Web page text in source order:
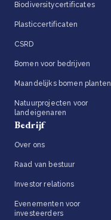
Biodiversitycertificates
Plasticcertificaten
CSRD
Bomen voor bedrijven
Maandelijks bomen planten
Natuurprojecten voor
landeigenaren
Bedrijf
Over ons
Raad van bestuur
Investor relations
Evenementen voor
investeerders